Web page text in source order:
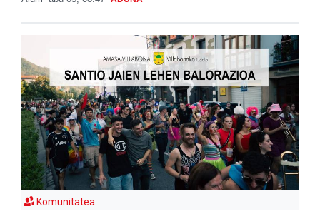
Komunitatea